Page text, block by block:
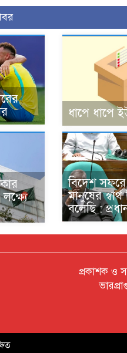
ধাপে ধাপে
বিদেশ
মানুষের
বলেছি :
প্রকাশক ও